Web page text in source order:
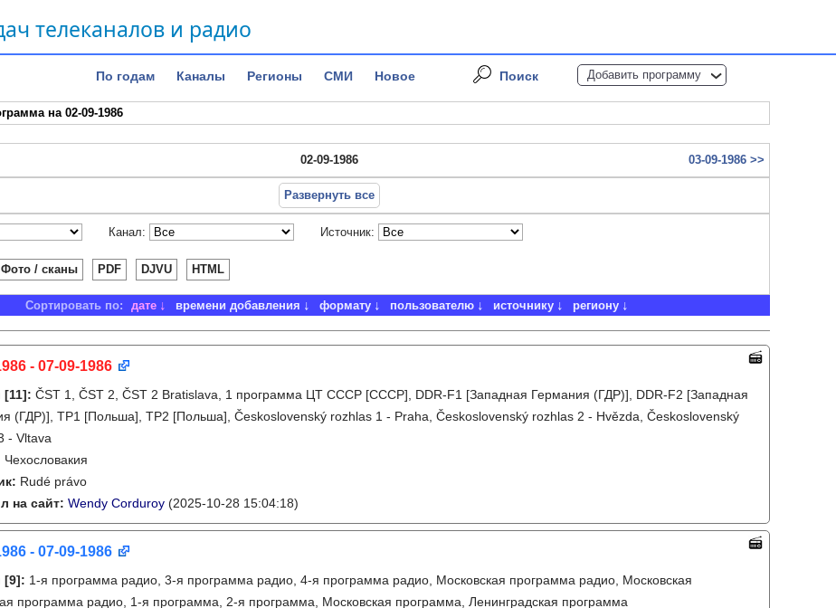
телеканалов и радио
По годам Каналы Регионы СМИ Новое Поиск Добавить программу
на 02-09-1986
02-09-1986 03-09-1986 >>
Развернуть все
Канал: Источник:
Фото / сканы PDF DJVU HTML
Сортировать по: дате времени добавления формату пользователю источнику региону
- 07-09-1986
[11]: ČST 1, ČST 2, ČST 2 Bratislava, 1 программа ЦТ СССР [СССР], DDR-F1 [Западная Германия (ГДР)], DDR-F2 [Западная
(ГДР)], TP1 [Польша], TP2 [Польша], Československý rozhlas 1 - Praha, Československý rozhlas 2 - Hvězda, Československý
- Vltava
Чехословакия
Rudé právo
на сайт: Wendy Corduroy (2025-10-28 15:04:18)
- 07-09-1986
[9]: 1-я программа радио, 3-я программа радио, 4-я программа радио, Московская программа радио, Московская
программа радио, 1-я программа, 2-я программа, Московская программа, Ленинградская программа